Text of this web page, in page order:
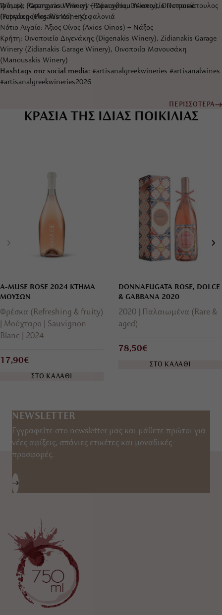
Wines), Papargyriou Winery (Papargyriou Winery), Οινοποιείο
Πυργάκη (Pirgakis Winery)
Γράμψα (Grampsas Winery) – Ζάκυνθος, Οινοποιείο Πετρακόπουλος
(Petrakopoulos Wines) – Κεφαλονιά
Νότιο Αιγαίο: Άξιος Οίνος (Axios Oinos) – Νάξος
Κρήτη: Οινοποιείο Διγενάκης (Digenakis Winery), Zidianakis Garage
Winery (Zidianakis Garage Winery), Οινοποιία Μανουσάκη
(Manousakis Winery)
Hashtags στα social media: #artisanalgreekwineries #artisanalwines
#artisanalgreekwineries2026
ΠΕΡΙΣΣΟΤΕΡΑ
ΚΡΑΣΙΑ ΤΗΣ ΙΔΙΑΣ ΠΟΙΚΙΛΙΑΣ
A-MUSE ROSE 2024 ΚΤΗΜΑ
ΜΟΥΣΩΝ
Φρέσκα (Refreshing & fruity)
Μούχταρο
Sauvignon
Blanc
2024
17,90€
ΣΤΟ ΚΑΛΑΘΙ
DONNAFUGATA ROSE, DOLCE
& GABBANA 2020
2020
Παλαιωμένα (Rare &
aged)
78,50€
ΣΤΟ ΚΑΛΑΘΙ
NEWSLETTER
Εγγραφείτε στο newsletter μας και μάθετε πρώτοι για
νέες αφίξεις, σπάνιες ετικέτες και μοναδικές
προσφορές.